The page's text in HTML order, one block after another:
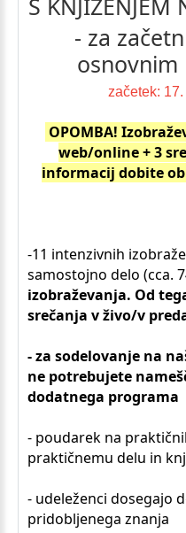
S KNJIŽENJEM
- za
osnovnim
začetek:
OPOMBA!
web/online + 3
informacij dobite
-11 intenzivnih
samostojno delo (cca.
izobraževanja. Od
srečanja v živo/v
- za sodelovanje na
ne potrebujete
dodatnega programa
- poudarek na
praktičnemu delu in
- udeleženci dosegajo
pridobljenega znanja